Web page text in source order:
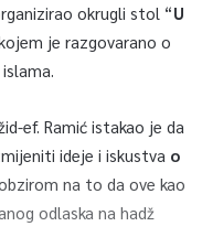
okrugli stol “U
je razgovarano o
ef. Ramić istakao je da
ideje i iskustva o
na to da ove kao
odlaska na hadž